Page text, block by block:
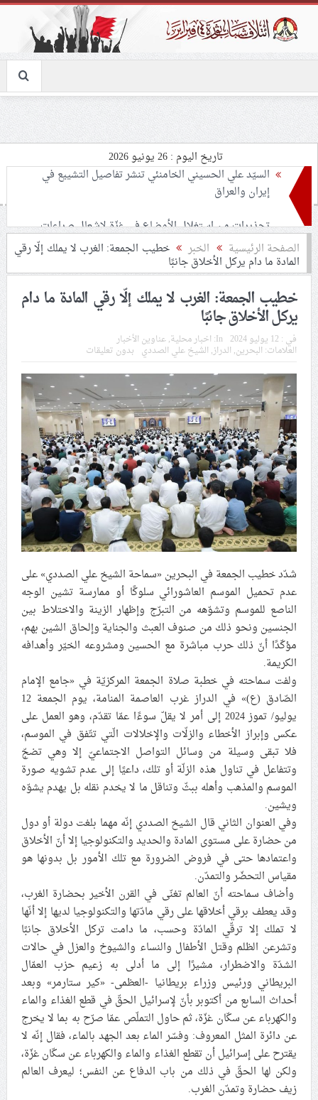
تاريخ اليوم : 26 يونيو 2026
تحذيرات من استغلال الأوضاع في غزّة لإشعال صراعات
ملفّ إنسانيّ مؤلم.. الأسيرات الفلسطينيّات بين القمع
والإهمال الطبي
55 مأتمًا وحسينيّة يعترضون على الإجراءات القمعيّة للنظام
في موسم عاشوراء
ويعتقل العشرات من الشبّان
الموقف الأسبوعيّ: شعب البحرين سيقطع الأيدي التي تنال
من شعائر عاشوراء.. ولن يساوم على هويّته وقيمه في
الحريّة والتحرير
مقال: عاشوراء البحرين… ميدان جهاد بالكلمة
الفقيه القائد قاسم: لن تقتلوا الحسين.. إنّ الحسين سيقتل
انطلاق المحادثات الإيرانيّة- الأمريكيّة في سويسرا
علماء البحرين: طلب الترخيص والإجازة من السلطة في
ممارسة الشعائر الحسينيّة هو في حقيقته محاربة لقضيّة
الإمام الحسين «ع»
لجنة مراسم الوداع والتشييع ومواراة الجثمان للإمام الشهيد
السيّد علي الحسيني الخامنئي تنشر تفاصيل التشييع في
إيران والعراق
الصفحة الرئيسية الخبر خطيب الجمعة: الغرب لا يملك إلّا رقي
المادة ما دام يركل الأخلاق جانبًا
خطيب الجمعة: الغرب لا يملك إلّا رقي المادة ما دام
يركل الأخلاق جانبًا
في : 12 يوليو 2024 In: اخبار محلية,عناوين الأخبار
العلامات: البحرين, الدراز, الشيخ علي الصددي بدون تعليقات
شدّد خطيب الجمعة في البحرين «سماحة الشيخ علي الصددي» على
عدم تحميل الموسم العاشورائي سلوكًا أو ممارسة تشين الوجه
الناصع للموسم وتشوّهه من التبرّج وإظهار الزينة والاختلاط بين
الجنسين ونحو ذلك من صنوف العبث والجناية وإلحاق الشين بهم،
مؤكّدًا أنّ ذلك حرب مباشرة مع الحسين ومشروعه الخيّر وأهدافه
الكريمة.
ولفت سماحته في خطبة صلاة الجمعة المركزيّة في «جامع الإمام
الصّادق (ع)» في الدراز غرب العاصمة المنامة، يوم الجمعة 12
يوليو/ تموز 2024 إلى أمر لا يقلّ سوءًا عمّا تقدّم، وهو العمل على
عكس وإبراز الأخطاء والزلّات والإخلالات الّتي تتّفق في الموسم،
فلا تبقى وسيلة من وسائل التواصل الاجتماعيّ إلا وهي تضجّ
وتتفاعل في تناول هذه الزلّة أو تلك، داعيًا إلى عدم تشويه صورة
الموسم والمذهب وأهله ببثّ وتناقل ما لا يخدم نقله بل يهدم يشوّه
ويشين.
وفي العنوان الثاني قال الشيخ الصددي إنّه مهما بلغت دولة أو دول
من حضارة على مستوى المادة والحديد والتكنولوجيا إلا أنّ الأخلاق
واعتمادها حتى في فروض الضرورة مع تلك الأمور بل بدونها هو
مقياس التحضّر والتمدّن.
وأضاف سماحته أنّ العالم تغنّى في القرن الأخير بحضارة الغرب،
وقد يعطف برقي أخلاقها على رقي مادّتها والتكنولوجيا لديها إلا أنّها
لا تملك إلا ترقّي المادّة وحسب، ما دامت تركل الأخلاق جانبًا
وتشرعن الظلم وقتل الأطفال والنساء والشيوخ والعزل في حالات
الشدّة والاضطرار، مشيرًا إلى ما أدلى به زعيم حزب العمّال
البريطاني ورئيس وزراء بريطانيا -العظمى- «كير ستارمر» وبعد
أحداث السابع من أكتوبر بأنّ لإسرائيل الحقّ في قطع الغذاء والماء
والكهرباء عن سكّان غزّة، ثم حاول التملّص عمّا صرّح به بما لا يخرج
عن دائرة المثل المعروف: وفسّر الماء بعد الجهد بالماء، فقال إنّه لا
يقترح على إسرائيل أن تقطع الغذاء والماء والكهرباء عن سكّان غزّة،
ولكن لها الحقّ في ذلك من باب الدفاع عن النفس؛ ليعرف العالم
زيف حضارة وتمدّن الغرب.